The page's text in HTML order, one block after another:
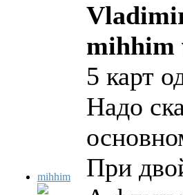
mihhim
mihhim
5 карт
Надо
При